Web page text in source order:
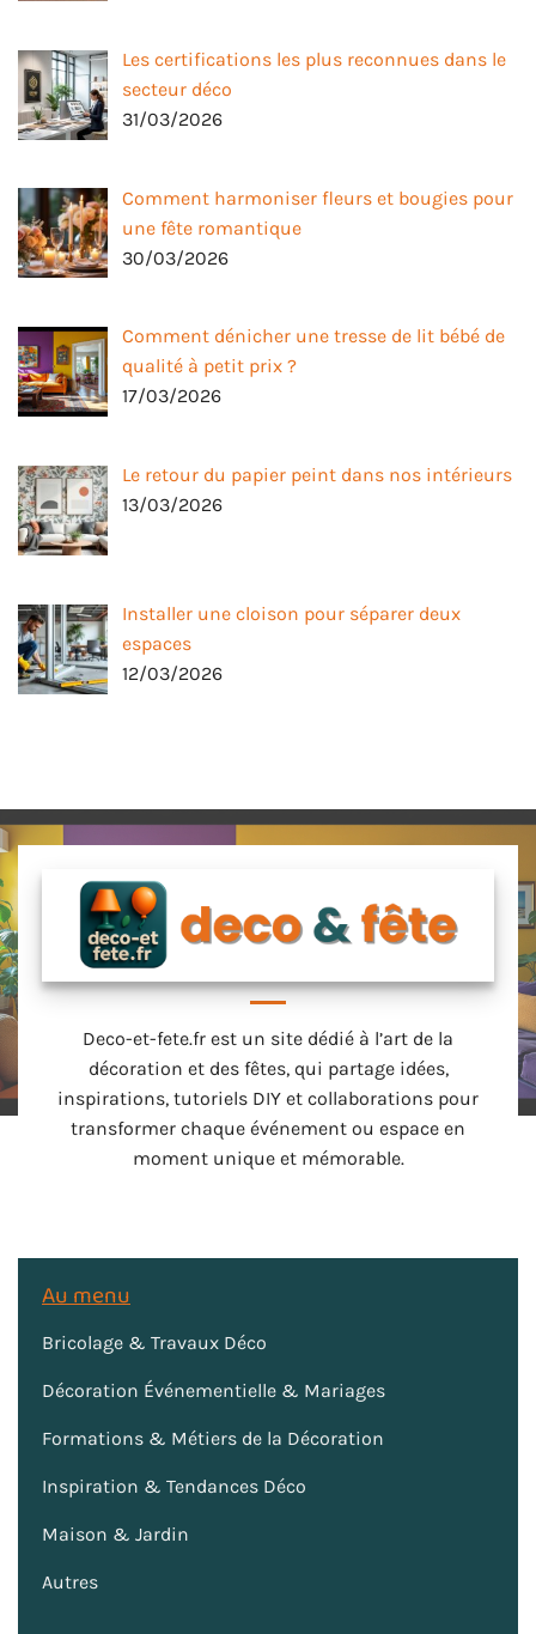
Les certifications les plus reconnues dans le
secteur déco
31/03/2026
Comment harmoniser fleurs et bougies pour
une fête romantique
30/03/2026
Comment dénicher une tresse de lit bébé de
qualité à petit prix ?
17/03/2026
Le retour du papier peint dans nos intérieurs
13/03/2026
Installer une cloison pour séparer deux
espaces
12/03/2026
Deco-et-fete.fr est un site dédié à l’art de la
décoration et des fêtes, qui partage idées,
inspirations, tutoriels DIY et collaborations pour
transformer chaque événement ou espace en
moment unique et mémorable.
Au menu
Bricolage & Travaux Déco
Décoration Événementielle & Mariages
Formations & Métiers de la Décoration
Inspiration & Tendances Déco
Maison & Jardin
Autres